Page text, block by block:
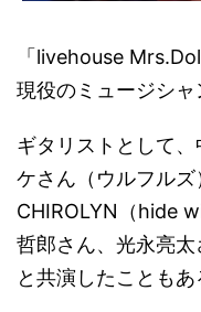
「livehouse
現役のミュージシャ
ギタリストとして
ケさん（ウルフルズ
CHIROLYN（hide
哲郎さん、光永亮
と共演したこともあ